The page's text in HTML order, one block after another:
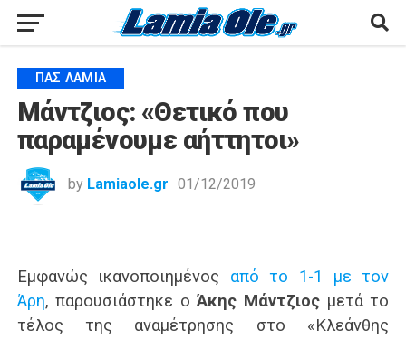
ΠΑΣ ΛΑΜΊΑ
Μάντζιος: «Θετικό που
παραμένουμε αήττητοι»
by Lamiaole.gr 01/12/2019
Εμφανώς ικανοποιημένος από το 1-1 με τον
Άρη, παρουσιάστηκε ο Άκης Μάντζιος μετά το
τέλος της αναμέτρησης στο «Κλεάνθης